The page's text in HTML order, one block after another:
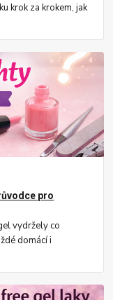
krok za krokem, jak
pro
vydržely co
domácí i